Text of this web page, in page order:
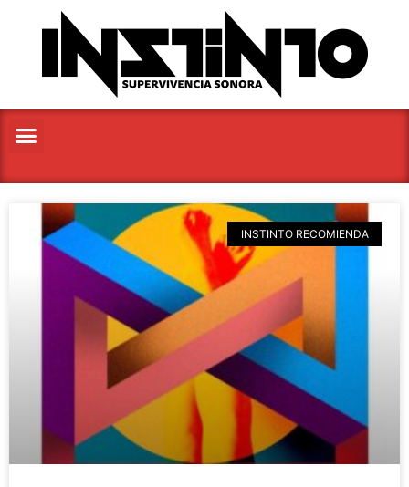
INSTINTO RECOMIENDA